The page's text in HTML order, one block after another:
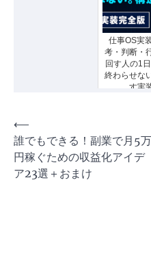
仕事OS実
考・判断・
回す人の1
終わらせな
す実
投
稿
ナ
⟵
誰でもできる！副業で月5万
円稼ぐための収益化アイデ
ア23選＋おまけ